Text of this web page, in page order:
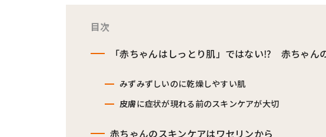
目次
「赤ちゃんはしっとり肌」ではない⁉ 赤ちゃん
みずみずしいのに乾燥しやすい肌
皮膚に症状が現れる前のスキンケアが大切
赤ちゃんのスキンケアはワセリンから